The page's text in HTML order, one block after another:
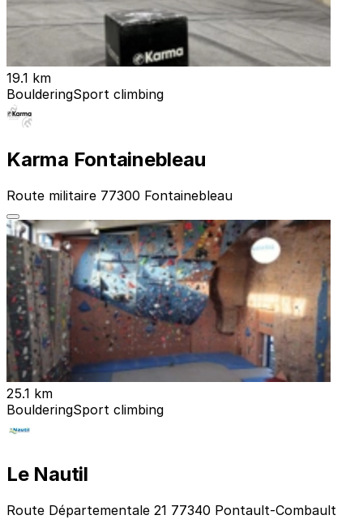
19.1 km
BoulderingSport climbing
Karma Fontainebleau
Route militaire 77300 Fontainebleau
25.1 km
BoulderingSport climbing
Le Nautil
Route Départementale 21 77340 Pontault-Combault